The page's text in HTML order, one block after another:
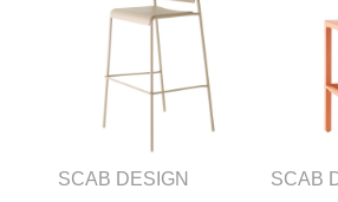
SCAB DESIGN